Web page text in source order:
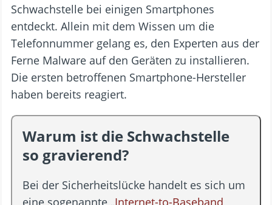
Schwachstelle bei einigen Smartphones
entdeckt. Allein mit dem Wissen um die
Telefonnummer gelang es, den Experten aus der
Ferne Malware auf den Geräten zu installieren.
Die ersten betroffenen Smartphone-Hersteller
haben bereits reagiert.
Warum ist die Schwachstelle
so gravierend?
Bei der Sicherheitslücke handelt es sich um
eine sogenannte „Internet-to-Baseband